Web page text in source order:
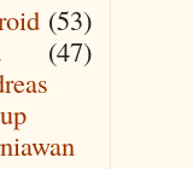
(53)
(47)